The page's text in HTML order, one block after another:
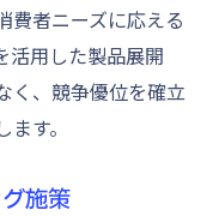
費者ニーズに応える
活用した製品展開
く、競争優位を確立
す。
施策